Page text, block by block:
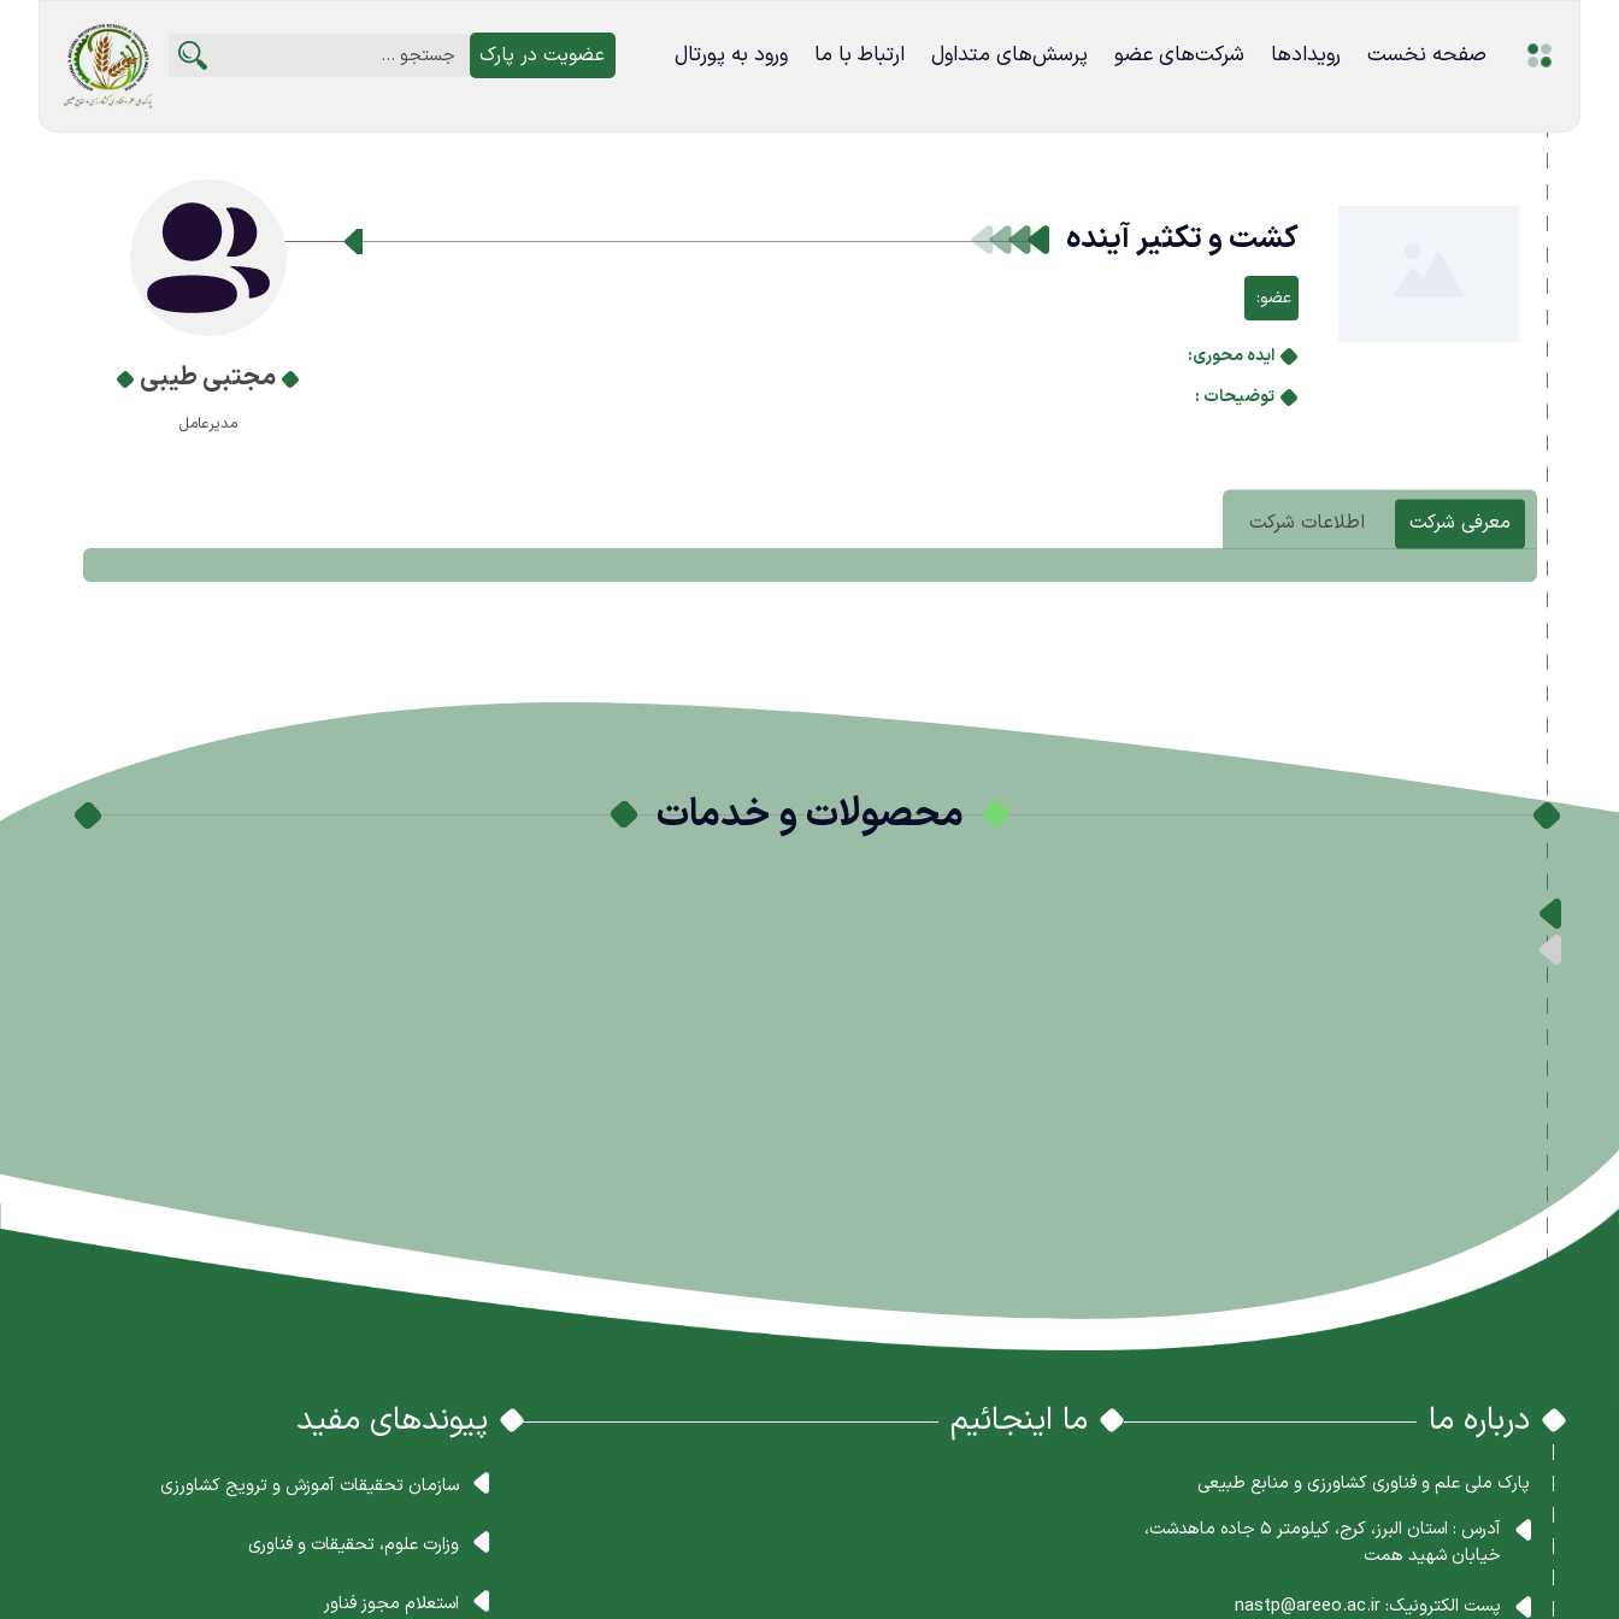
صفحه نخست رویدادها شرکت‌های عضو پرسش‌‌های متداول ارتباط با ما ورود به پورتال عضویت در پارک
کشت و تکثیر آینده
عضو:
ایده محوری:
توضیحات :
مجتبی طیبی
مدیرعامل
معرفی شرکت اطلاعات شرکت
محصولات و خدمات
درباره ما
پارک ملی علم و فناوری کشاورزی و منابع طبیعی
آدرس : استان البرز، کرج، کیلومتر 5 جاده ماهدشت،
خیابان شهید همت
پست الکترونیک:nastp@areeo.ac.ir
ما اینجائیم پیوندهای مفید
سازمان تحقیقات آموزش و ترویج کشاورزی
وزارت علوم، تحقیقات و فناوری
استعلام مجوز فناور